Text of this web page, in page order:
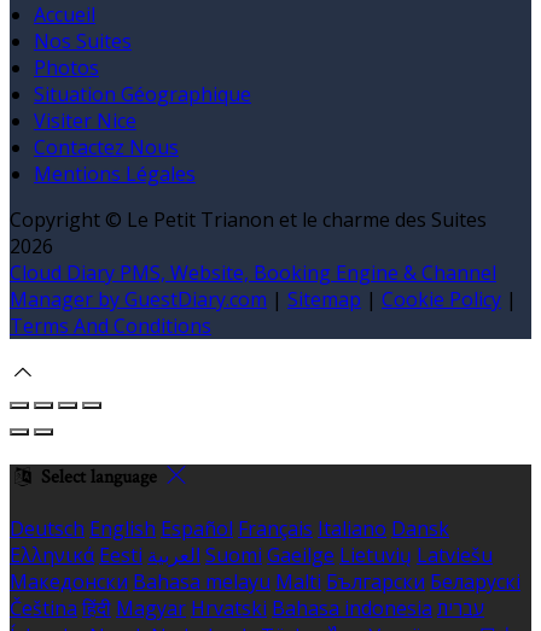
Accueil
Nos Suites
Photos
Situation Géographique
Visiter Nice
Contactez Nous
Mentions Légales
Copyright © Le Petit Trianon et le charme des Suites
2026
Cloud Diary PMS, Website, Booking Engine & Channel
Manager by GuestDiary.com | Sitemap | Cookie Policy |
Terms And Conditions
Select language
Deutsch English Español Français Italiano Dansk
Ελληνικά Eesti العربية Suomi Gaeilge Lietuvių Latviešu
Македонски Bahasa melayu Malti Български Беларускі
Čeština हिंदी Magyar Hrvatski Bahasa indonesia עברית